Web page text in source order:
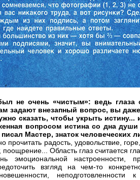
не очень «чистым»: ведь
задают внезапный вопрос, вы
сказать, чтобы укрыть
вопросом истина со дна души
Мастер, знаток человеческих
прочитать радость, удовольствие,
поощрение... Область глаз считается
эмоциональной настроенности,
взгляд на чем-то
неподготовленности